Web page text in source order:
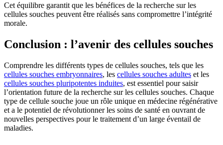
Cet équilibre garantit que les bénéfices de la recherche sur les
cellules souches peuvent être réalisés sans compromettre l’intégrité
morale.
Conclusion : l’avenir des cellules souches
Comprendre les différents types de cellules souches, tels que les
cellules souches embryonnaires, les cellules souches adultes et les
cellules souches pluripotentes induites, est essentiel pour saisir
l’orientation future de la recherche sur les cellules souches. Chaque
type de cellule souche joue un rôle unique en médecine régénérative
et a le potentiel de révolutionner les soins de santé en ouvrant de
nouvelles perspectives pour le traitement d’un large éventail de
maladies.